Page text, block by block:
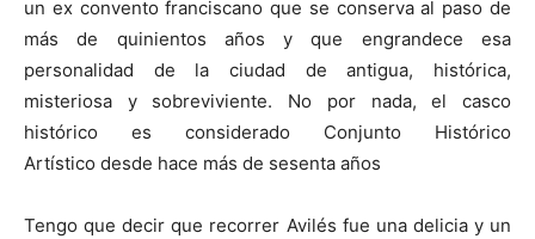
un ex convento franciscano que se conserva al paso de
más de quinientos años y que engrandece esa
personalidad de la ciudad de antigua, histórica,
misteriosa y sobreviviente. No por nada, el casco
histórico es considerado Conjunto Histórico
Artístico desde hace más de sesenta años
Tengo que decir que recorrer Avilés fue una delicia y un